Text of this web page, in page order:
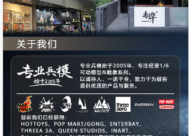
PARK、Threezero 3A、Queen Studios、
Blitzway、ENTERBAY等各大品牌。
本店创店10多年，信誉和实力保证，目前在广州
设有工作室&实体门店。